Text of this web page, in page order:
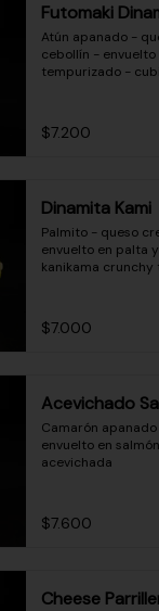
Futomaki
Atún apanado -
cebollín - envuelto
tempurizado -
$7.200
Dinamita Kami
Palmito - queso
envuelto en palta
kanikama crunchy
$7.000
Acevichado
Camarón
envuelto en
acevichada
$7.600
Cheese